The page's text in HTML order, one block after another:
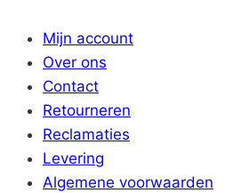
Mijn account
Over ons
Contact
Retourneren
Reclamaties
Levering
Algemene voorwaarden